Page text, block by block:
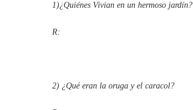
1)¿Quiénes Vivian en un hermoso jardín?
R:
2) ¿Qué eran la oruga y el caracol?